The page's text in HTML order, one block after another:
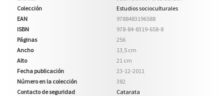
Colección
Estudios socioculturales
EAN
9788483196588
ISBN
978-84-8319-658-8
Páginas
256
Ancho
13,5 cm
Alto
21 cm
Fecha publicación
23-12-2011
Número en la colección
382
Contacto de seguridad
Catarata